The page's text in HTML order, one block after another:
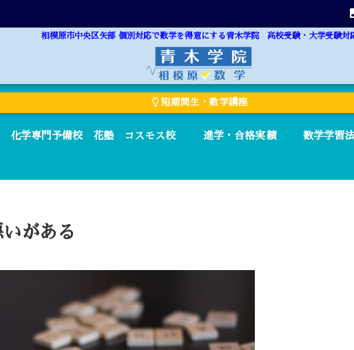
相模原市中央区矢部 個別対応で数学を得意にする青木学院 高校受験・大学受験対
短期間生・数学講座
化学専門予備校 花塾 コスモス校 進学・合格実績 数学学習
がある